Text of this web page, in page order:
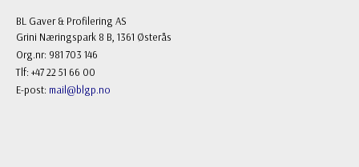
BL Gaver & Profilering AS
Grini Næringspark 8 B, 1361 Østerås
Org.nr: 981 703 146
Tlf: +47 22 51 66 00
E-post: mail@blgp.no